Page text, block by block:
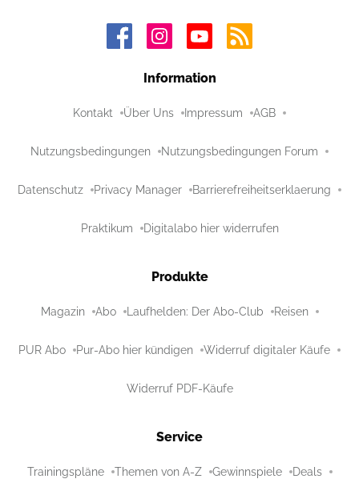
Information
Kontakt Über Uns Impressum AGB
Nutzungsbedingungen Nutzungsbedingungen Forum
Datenschutz Privacy Manager Barrierefreiheitserklaerung
Praktikum Digitalabo hier widerrufen
Produkte
Magazin Abo Laufhelden: Der Abo-Club Reisen
PUR Abo Pur-Abo hier kündigen Widerruf digitaler Käufe
Widerruf PDF-Käufe
Service
Trainingspläne Themen von A-Z Gewinnspiele Deals